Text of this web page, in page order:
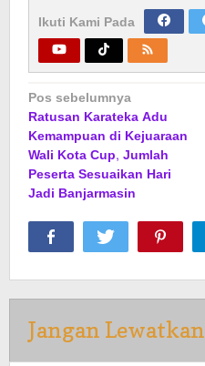
Ikuti Kami Pada
Navigasi
pos
Pos sebelumnya
Ratusan Karateka Adu
Kemampuan di Kejuaraan
Wali Kota Cup, Jumlah
Peserta Sesuaikan Hari
Jadi Banjarmasin
Jangan Lewatkan